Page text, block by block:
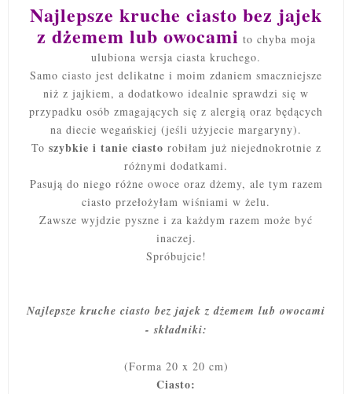
Najlepsze kruche ciasto bez jajek
z dżemem lub owocami to chyba moja
ulubiona wersja ciasta kruchego.
Samo ciasto jest delikatne i moim zdaniem smaczniejsze
niż z jajkiem, a dodatkowo idealnie sprawdzi się w
przypadku osób zmagających się z alergią oraz będących
na diecie wegańskiej (jeśli użyjecie margaryny).
To szybkie i tanie ciasto robiłam już niejednokrotnie z
różnymi dodatkami.
Pasują do niego różne owoce oraz dżemy, ale tym razem
ciasto przełożyłam wiśniami w żelu.
Zawsze wyjdzie pyszne i za każdym razem może być
inaczej.
Spróbujcie!
Najlepsze kruche ciasto bez jajek z dżemem lub owocami
- składniki:
(Forma 20 x 20 cm)
Ciasto: